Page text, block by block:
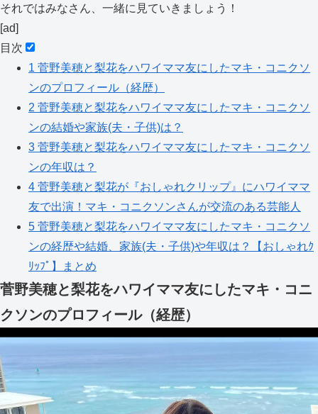
それではみなさん、一緒に見ていきましょう！
[ad]
目次
1 菅野美穂と梨花をハワイママ友にしたマキ・コニクソ
ンのプロフィール（経歴）
2 菅野美穂と梨花をハワイママ友にしたマキ・コニクソ
ンの結婚や家族(夫・子供)は？
3 菅野美穂と梨花をハワイママ友にしたマキ・コニクソ
ンの年収は？
4 菅野美穂と梨花が『おしゃれクリップ』にハワイママ
友で出演！マキ・コニクソンさんが交流のある芸能人
5 菅野美穂と梨花をハワイママ友にしたマキ・コニクソ
ンの経歴や結婚、家族(夫・子供)や年収は？【おしゃれｸ
ﾘｯﾌﾟ】まとめ
菅野美穂と梨花をハワイママ友にしたマキ・コニ
クソンのプロフィール（経歴）